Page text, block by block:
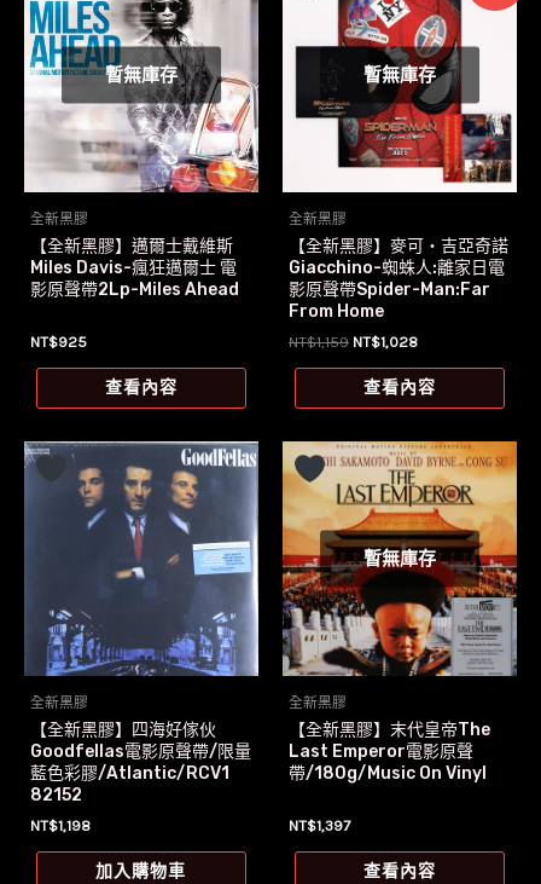
暫無庫存
全新黑膠
【全新黑膠】邁爾士戴維斯
Miles Davis-瘋狂邁爾士 電
影原聲帶2Lp-Miles Ahead
NT$925
查看內容
暫無庫存
全新黑膠
【全新黑膠】麥可‧吉亞奇諾
Giacchino-蜘蛛人:離家日電
影原聲帶Spider-Man:Far
From Home
NT$1,159 原
價
格：
NT$1,028目
價
格：
查看內容
全新黑膠
【全新黑膠】四海好傢伙
Goodfellas電影原聲帶/限量
藍色彩膠/Atlantic/RCV1
82152
NT$1,198
加入購物車
暫無庫存
全新黑膠
【全新黑膠】末代皇帝The
Last Emperor電影原聲
帶/180g/Music On Vinyl
NT$1,397
查看內容